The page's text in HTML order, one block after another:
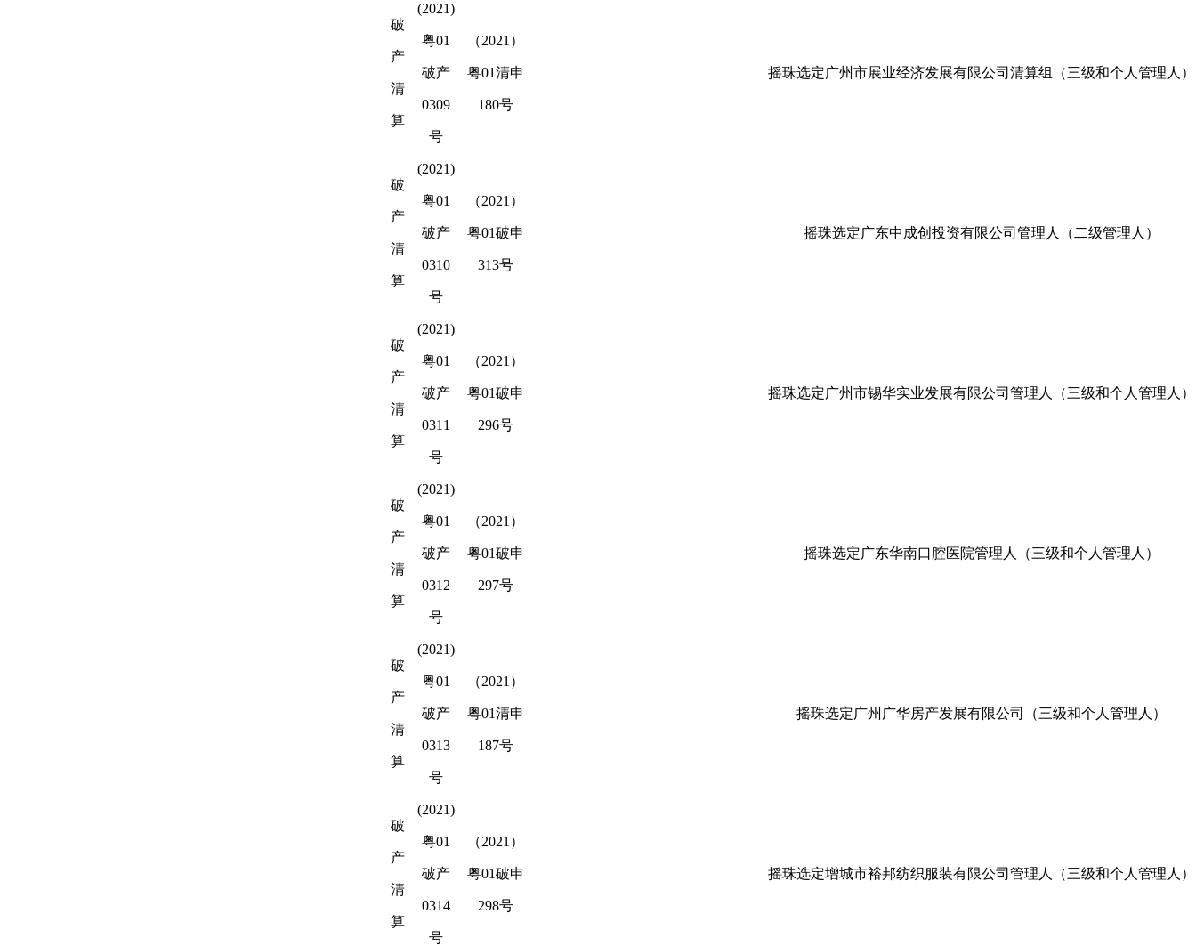
破
产
清
算
(2021)
粤01
破产
0309
号
（2021）
粤01清申
180号
摇珠选定广州市展业经济发展有限公司清算组（三级和个人管理人）
破
产
清
算
(2021)
粤01
破产
0310
号
（2021）
粤01破申
313号
摇珠选定广东中成创投资有限公司管理人（二级管理人）
破
产
清
算
(2021)
粤01
破产
0311
号
（2021）
粤01破申
296号
摇珠选定广州市锡华实业发展有限公司管理人（三级和个人管理人）
破
产
清
算
(2021)
粤01
破产
0312
号
（2021）
粤01破申
297号
摇珠选定广东华南口腔医院管理人（三级和个人管理人）
破
产
清
算
(2021)
粤01
破产
0313
号
（2021）
粤01清申
187号
摇珠选定广州广华房产发展有限公司（三级和个人管理人）
破
产
清
算
(2021)
粤01
破产
0314
号
（2021）
粤01破申
298号
摇珠选定增城市裕邦纺织服装有限公司管理人（三级和个人管理人）